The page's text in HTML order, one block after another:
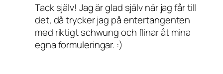
Tack själv! Jag är glad själv när jag får till
det, då trycker jag på entertangenten
med riktigt schwung och flinar åt mina
egna formuleringar. :)